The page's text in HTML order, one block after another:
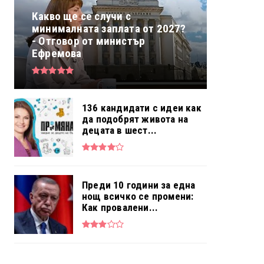
Какво ще се случи с
минималната заплата от 2027?
- Отговор от министър
Ефремова
136 кандидати с идеи как
да подобрят живота на
децата в шест...
Преди 10 години за една
нощ всичко се промени:
Как провалени...